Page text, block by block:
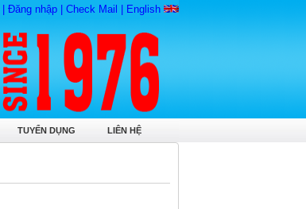
Đăng nhập Check Mail English
TUYỂN DỤNG LIÊN HỆ